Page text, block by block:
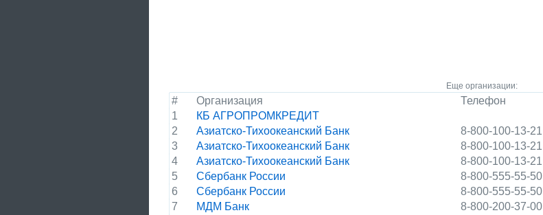
Еще организации:
# Организация Телефон
1
КБ АГРОПРОМКРЕДИТ
2
Азиатско-Тихоокеанский Банк 8-800-100-13-21
3
Азиатско-Тихоокеанский Банк 8-800-100-13-21
4
Азиатско-Тихоокеанский Банк 8-800-100-13-21
5
Сбербанк России 8-800-555-55-50
6
Сбербанк России 8-800-555-55-50
7
МДМ Банк 8-800-200-37-00